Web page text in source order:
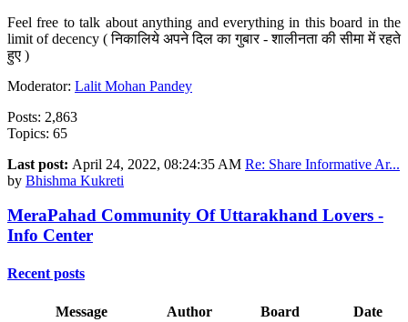
Feel free to talk about anything and everything in this board in the
limit of decency ( निकालिये अपने दिल का गुबार - शालीनता की सीमा में रहते
हुए )
Moderator: Lalit Mohan Pandey
Posts: 2,863
Topics: 65
Last post: April 24, 2022, 08:24:35 AM Re: Share Informative Ar...
by Bhishma Kukreti
MeraPahad Community Of Uttarakhand Lovers -
Info Center
Recent posts
Message Author Board Date